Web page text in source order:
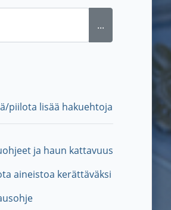
...
piilota lisää hakuehtoja
ja haun kattavuus
aineistoa kerättäväksi